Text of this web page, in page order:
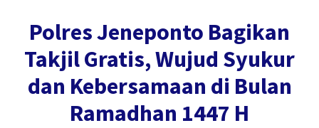
Polres Jeneponto Bagikan
Takjil Gratis, Wujud Syukur
dan Kebersamaan di Bulan
Ramadhan 1447 H